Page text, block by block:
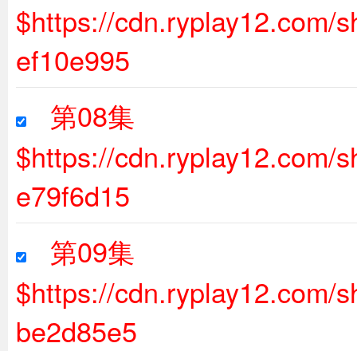
$https://cdn.ryplay12.com/
ef10e995
第08集
$https://cdn.ryplay12.com/
e79f6d15
第09集
$https://cdn.ryplay12.com/
be2d85e5